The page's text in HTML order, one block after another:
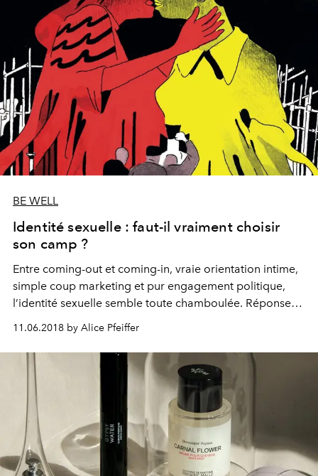
BE WELL
Identité sexuelle : faut-il vraiment choisir
son camp ?
Entre coming-out et coming-in, vraie orientation intime,
simple coup marketing et pur engagement politique,
l’identité sexuelle semble toute chamboulée. Réponse
de l’époque : choisir son camp… sans renoncer aux
autres. Le bi-goût est en marche.
11.06.2018 by Alice Pfeiffer